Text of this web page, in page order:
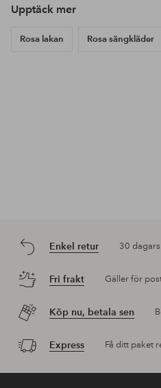
Upptäck mer
Rosa lakan Rosa sängkläder
Enkel retur 30
Fri frakt Gäller för
Köp nu, betala sen
Express Få ditt paket